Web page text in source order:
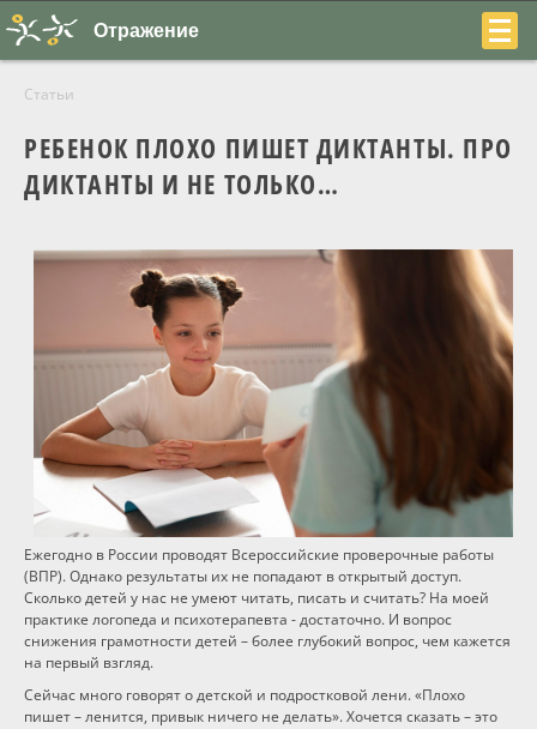
+7
22-
О центре
Программы
Вебинары
Персоналии
Отражение
Статьи
РЕБЕНОК ПЛОХО ПИШЕТ ДИКТАНТЫ. ПРО
ДИКТАНТЫ И НЕ ТОЛЬКО…
Ежегодно в России проводят Всероссийские проверочные работы
(ВПР). Однако результаты их не попадают в открытый доступ.
Сколько детей у нас не умеют читать, писать и считать? На моей
практике логопеда и психотерапевта - достаточно. И вопрос
снижения грамотности детей – более глубокий вопрос, чем кажется
на первый взгляд.
Сейчас много говорят о детской и подростковой лени. «Плохо
пишет – ленится, привык ничего не делать». Хочется сказать – это